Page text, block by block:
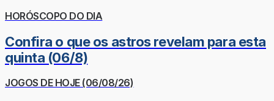
HORÓSCOPO DO DIA
Confira o que os astros revelam para esta
quinta (06/8)
JOGOS DE HOJE (06/08/26)